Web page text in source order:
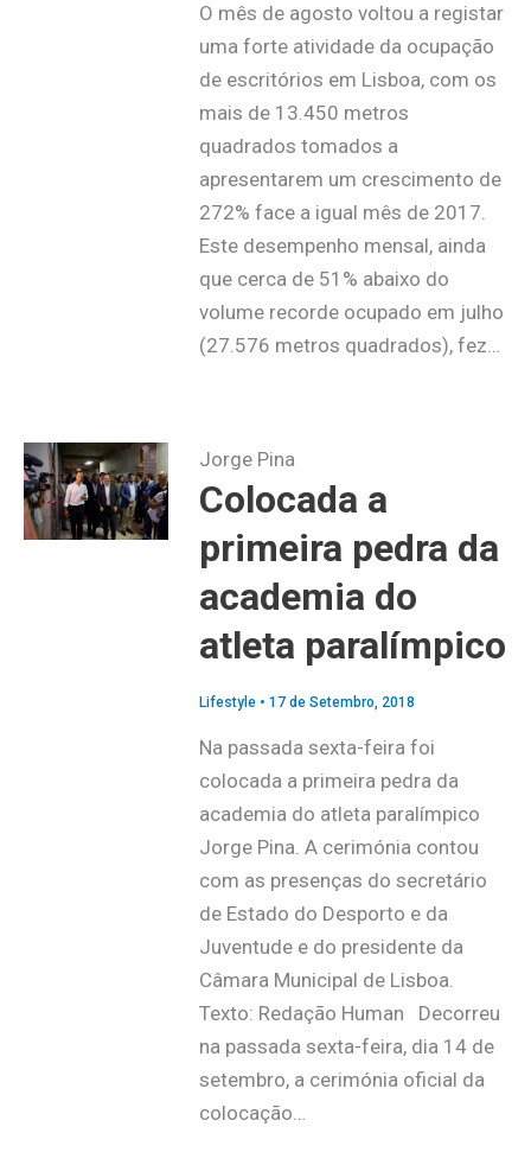
O mês de agosto voltou a registar
uma forte atividade da ocupação
de escritórios em Lisboa, com os
mais de 13.450 metros
quadrados tomados a
apresentarem um crescimento de
272% face a igual mês de 2017.
Este desempenho mensal, ainda
que cerca de 51% abaixo do
volume recorde ocupado em julho
(27.576 metros quadrados), fez…
Jorge Pina
Colocada a
primeira pedra da
academia do
atleta paralímpico
Lifestyle• 17 de Setembro, 2018
Na passada sexta-feira foi
colocada a primeira pedra da
academia do atleta paralímpico
Jorge Pina. A cerimónia contou
com as presenças do secretário
de Estado do Desporto e da
Juventude e do presidente da
Câmara Municipal de Lisboa.
Texto: Redação Human Decorreu
na passada sexta-feira, dia 14 de
setembro, a cerimónia oficial da
colocação…